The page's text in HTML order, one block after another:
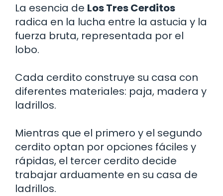
La esencia de Los Tres Cerditos
radica en la lucha entre la astucia y la
fuerza bruta, representada por el
lobo.
Cada cerdito construye su casa con
diferentes materiales: paja, madera y
ladrillos.
Mientras que el primero y el segundo
cerdito optan por opciones fáciles y
rápidas, el tercer cerdito decide
trabajar arduamente en su casa de
ladrillos.